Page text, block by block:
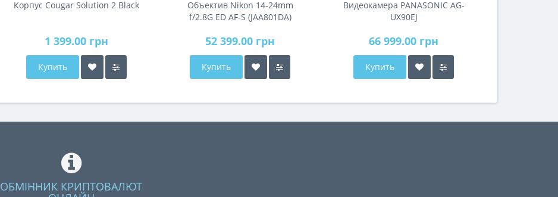
Корпус Cougar Solution 2 Black
1 399.00 грн
Купить
Объектив Nikon 14-24mm
f/2.8G ED AF-S (JAA801DA)
52 399.00 грн
Купить
Видеокамера PANASONIC AG-
UX90EJ
66 999.00 грн
Купить
ОБМІННИК КРИПТОВАЛЮТ